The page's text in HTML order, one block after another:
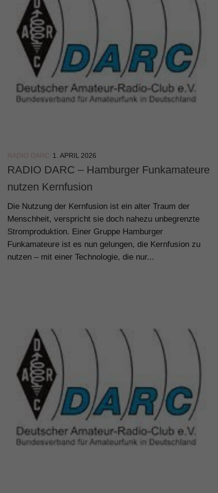
RADIO DARC 1. APRIL 2026
RADIO DARC – Hamburger Funkamateure
nutzen Kernfusion
Die Nutzung der Kernfusion ist ein alter Traum der
Menschheit, verspricht sie doch nahezu unbegrenzte
Stromproduktion. Einer Gruppe Hamburger
Funkamateure ist es nun gelungen, die Kernfusion zu
nutzen – mit einer Technologie, die nur...